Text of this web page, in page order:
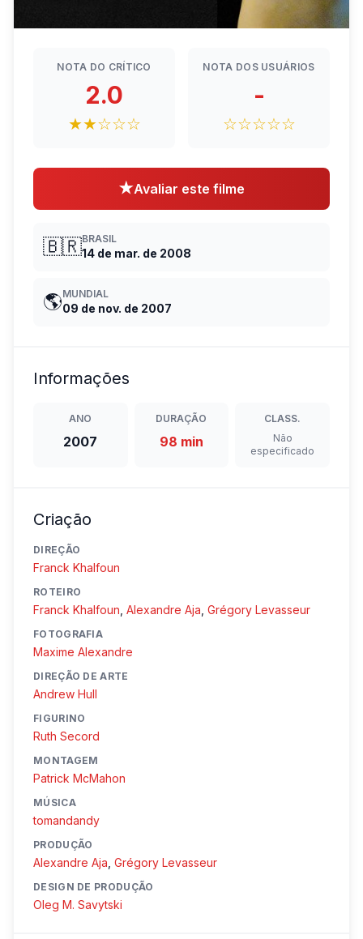
NOTA DO CRÍTICO
2.0
★★☆☆☆
NOTA DOS USUÁRIOS
-
☆☆☆☆☆
★Avaliar este filme
🇧🇷BRASIL
14 de mar. de 2008
🌎MUNDIAL
09 de nov. de 2007
Informações
ANO
2007
DURAÇÃO
98 min
CLASS.
Não
especificado
Criação
DIREÇÃO
Franck Khalfoun
ROTEIRO
Franck Khalfoun Alexandre Aja Grégory Levasseur
FOTOGRAFIA
Maxime Alexandre
DIREÇÃO DE ARTE
Andrew Hull
FIGURINO
Ruth Secord
MONTAGEM
Patrick McMahon
MÚSICA
tomandandy
PRODUÇÃO
Alexandre Aja Grégory Levasseur
DESIGN DE PRODUÇÃO
Oleg M. Savytski